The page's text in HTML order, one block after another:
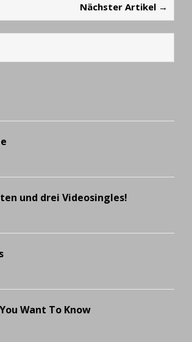
Nächster Artikel →
und drei Videosingles!
Want To Know